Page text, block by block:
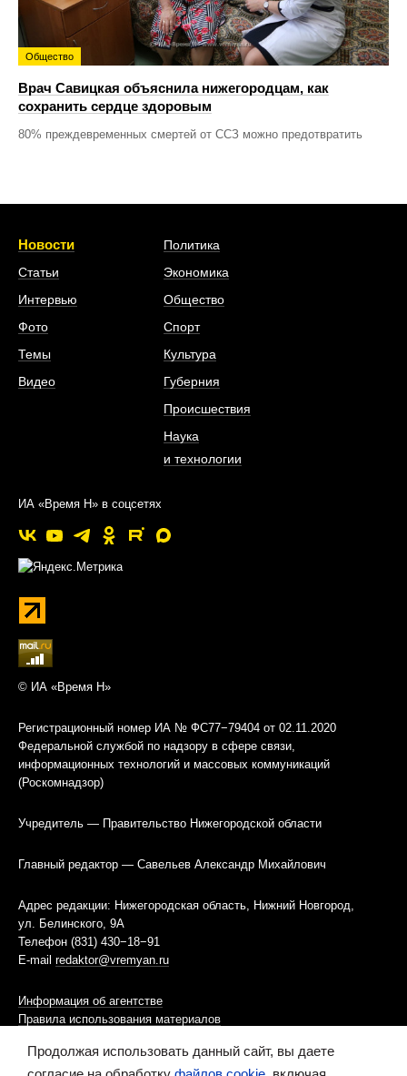
Общество
Врач Савицкая объяснила нижегородцам, как
сохранить сердце здоровым
80% преждевременных смертей от ССЗ можно предотвратить
Новости
Статьи
Интервью
Фото
Темы
Видео
Политика
Экономика
Общество
Спорт
Культура
Губерния
Происшествия
Наука
и технологии
ИА «Время Н» в соцсетях
© ИА «Время Н»
Регистрационный номер ИА № ФС77−79404 от 02.11.2020
Федеральной службой по надзору в сфере связи,
информационных технологий и массовых коммуникаций
(Роскомнадзор)
Учредитель — Правительство Нижегородской области
Главный редактор — Савельев Александр Михайлович
Адрес редакции: Нижегородская область, Нижний Новгород,
ул. Белинского, 9А
Телефон (831) 430−18−91
E-mail redaktor@vremyan.ru
Информация об агентстве
Правила использования материалов
Информационная политика использования «cookies»-файлов
Продолжая использовать данный сайт, вы даете